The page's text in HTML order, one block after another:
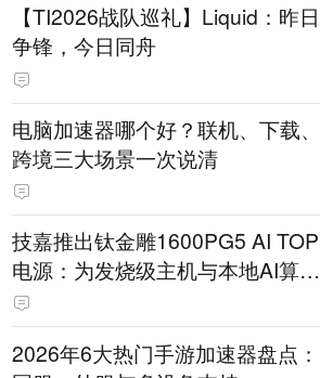
【TI2026战队巡礼】Liquid：昨日
争锋，今日同舟
电脑加速器哪个好？联机、下载、
跨境三大场景一次说清
技嘉推出钛金雕1600PG5 AI TOP
电源：为发烧级主机与本地AI算力
打造旗舰供电方案
2026年6大热门手游加速器盘点：